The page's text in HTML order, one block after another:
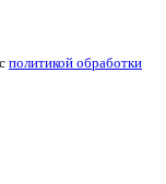
политикой обработки